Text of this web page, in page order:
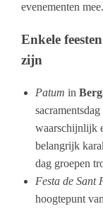
evenementen mee.
Enkele
zijn
Patum in
sacramentsdag
waarschijnlijk
belangrijk
dag groepen
Festa de Sant
hoogtepunt